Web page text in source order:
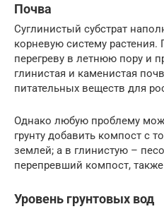
Почва
Суглинистый субстрат
корневую систему растения.
перегреву в летнюю пору и
глинистая и каменистая
питательных веществ для
Однако любую проблему
грунту добавить компост с
землей; а в глинистую –
перепревший компост,
Уровень грунтовых вод